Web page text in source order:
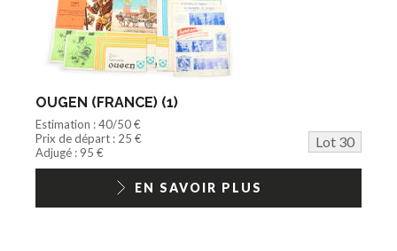
OUGEN (FRANCE) (1)
Estimation : 40/50 €
Prix de départ : 25 €
Lot 30
Adjugé : 95 €
EN SAVOIR PLUS